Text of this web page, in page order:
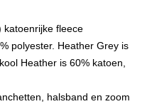
katoenrijke fleece
polyester. Heather Grey is
Heather is 60% katoen,
halsband en zoom